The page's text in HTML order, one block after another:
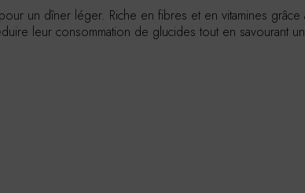
un dîner léger. Riche en fibres et en vitamines
leur consommation de glucides tout en savourant